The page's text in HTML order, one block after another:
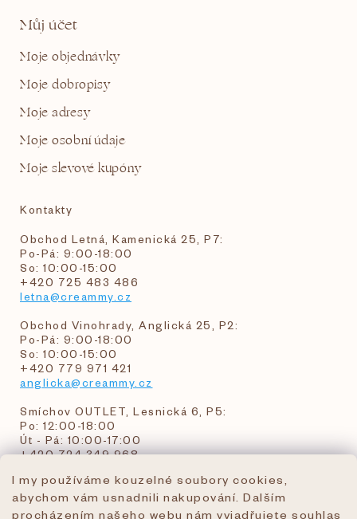
I my používáme kouzelné soubory cookies,
abychom vám usnadnili nakupování. Dalším
procházením našeho webu nám vyjadřujete souhlas
Můj účet
Moje objednávky
Moje dobropisy
Moje adresy
Moje osobní údaje
Moje slevové kupóny
Kontakty
Obchod Letná, Kamenická 25, P7:
Po-Pá: 9:00-18:00
So: 10:00-15:00
+420 725 483 486
letna@creammy.cz
Obchod Vinohrady, Anglická 25, P2:
Po-Pá: 9:00-18:00
So: 10:00-15:00
+420 779 971 421
anglicka@creammy.cz
Smíchov OUTLET, Lesnická 6, P5:
Po: 12:00-18:00
Út - Pá: 10:00-17:00
+420 724 349 968
objednavky@creammy.cz